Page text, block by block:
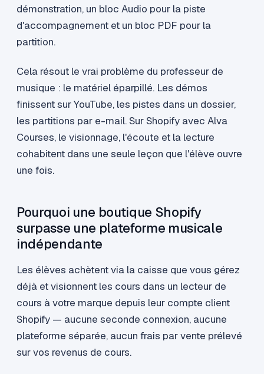
démonstration, un bloc Audio pour la piste
d'accompagnement et un bloc PDF pour la
partition.
Cela résout le vrai problème du professeur de
musique : le matériel éparpillé. Les démos
finissent sur YouTube, les pistes dans un dossier,
les partitions par e-mail. Sur Shopify avec Alva
Courses, le visionnage, l'écoute et la lecture
cohabitent dans une seule leçon que l'élève ouvre
une fois.
Pourquoi une boutique Shopify
surpasse une plateforme musicale
indépendante
Les élèves achètent via la caisse que vous gérez
déjà et visionnent les cours dans un lecteur de
cours à votre marque depuis leur compte client
Shopify — aucune seconde connexion, aucune
plateforme séparée, aucun frais par vente prélevé
sur vos revenus de cours.